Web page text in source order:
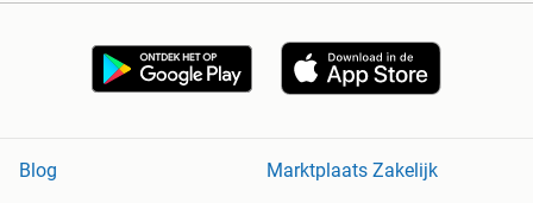
Blog
Marktplaats Zakelijk